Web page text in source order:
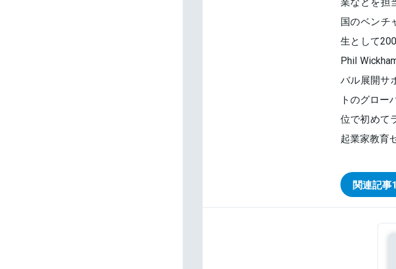
国のベンチ
生として
Phil
バル展開サ
トのグロ
位で初めて
起業家教育
関連記事1